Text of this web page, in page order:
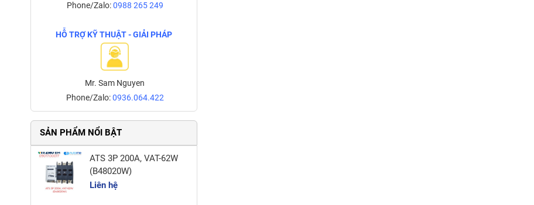
Phone/Zalo:0988 265 249
HỖ TRỢ KỸ THUẬT - GIẢI PHÁP
Mr. Sam Nguyen
Phone/Zalo:0936.064.422
SẢN PHẨM NỔI BẬT
ATS 3P 200A, VAT-62W
(B48020W)
Liên hệ